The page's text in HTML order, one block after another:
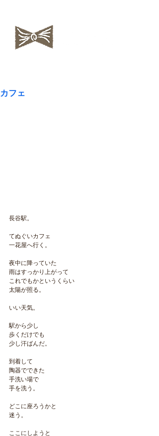
カフェ
長谷駅。
てぬぐいカフェ
一花屋へ行く。
夜中に降っていた
雨はすっかり上がって
これでもかというくらい
太陽が照る。
いい天気。
駅から少し
歩くだけでも
少し汗ばんだ。
到着して
陶器でできた
手洗い場で
手を洗う。
どこに座ろうかと
迷う。
ここにしようと